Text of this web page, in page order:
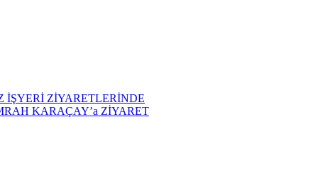
İŞYERİ ZİYARETLERİNDE
KARAÇAY’a ZİYARET